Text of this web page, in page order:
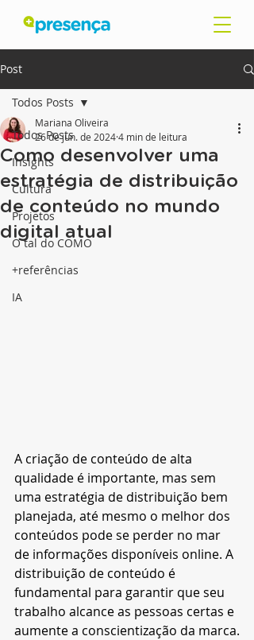
Post
Todos Posts
Insights
Cultura
Projetos
O tal do COMO
+referências
IA
Todos Posts
Como desenvolver uma
estratégia de distribuição
de conteúdo no mundo
digital atual
Mariana Oliveira
26 de jun. de 20244 min de leitura
A criação de conteúdo de alta
qualidade é importante, mas sem
uma estratégia de distribuição bem
planejada, até mesmo o melhor dos
conteúdos pode se perder no mar
de informações disponíveis online. A
distribuição de conteúdo é
fundamental para garantir que seu
trabalho alcance as pessoas certas e
aumente a conscientização da marca.